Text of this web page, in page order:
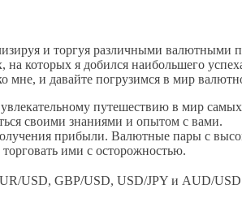
и торгуя различными валютными
которых я добился наибольшего
мне, и давайте погрузимся в мир
путешествию в мир
своими знаниями и опытом с вами.
прибыли. Валютные пары с
ими с осторожностью.
USD, GBP/USD, USD/JPY и AUD/